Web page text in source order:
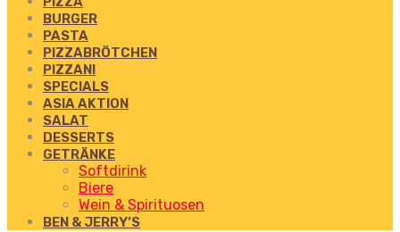
BURGER
PASTA
PIZZABRÖTCHEN
PIZZANI
SPECIALS
ASIA AKTION
SALAT
DESSERTS
GETRÄNKE
Softdirink
Biere
Wein & Spirituosen
BEN & JERRY’S